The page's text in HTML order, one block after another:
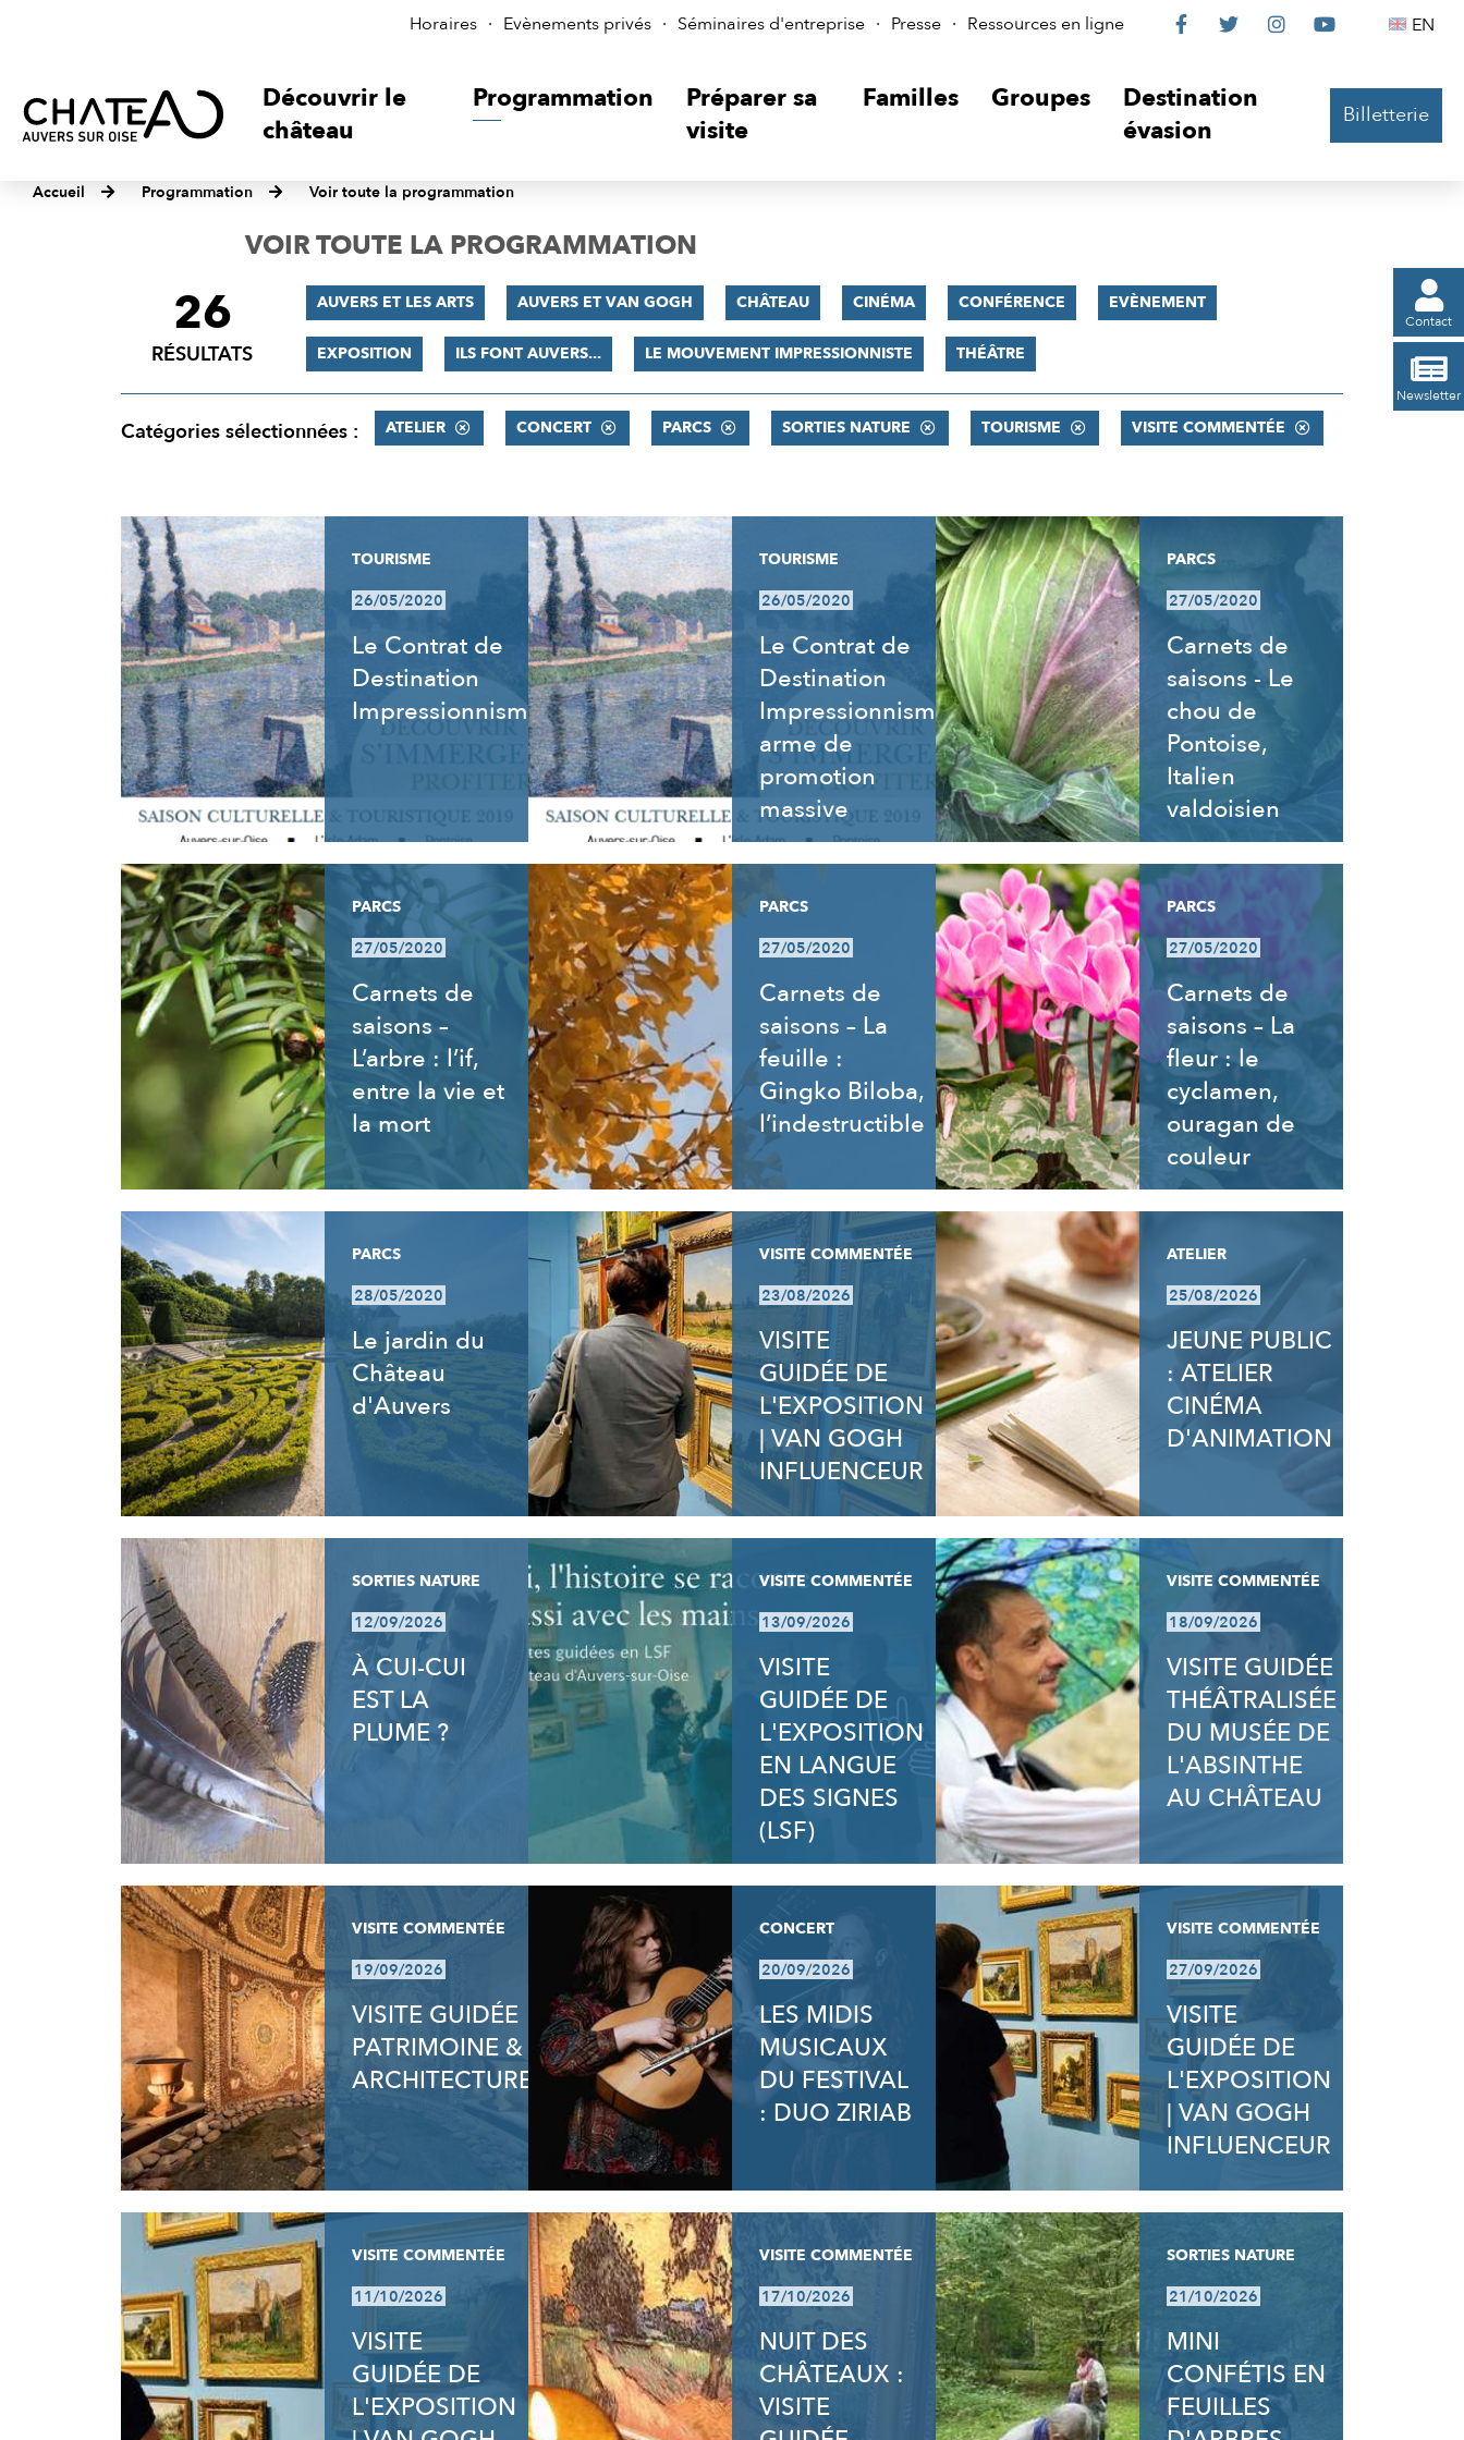
Horaires Evènements privés Séminaires d'entreprise Presse Ressources en ligne
Le
sur

Le

Le

Le
 EN
Découvrir le
château
Programmation
Préparer sa
visite
Familles Groupes
Destination
évasion
Billetterie
Accueil Programmation Voir toute la programmation

Contact

Newsletter
VOIR TOUTE LA PROGRAMMATION
FILTRER
RÉSULTATS
26
RÉSULTATS
AUVERS ET LES ARTS AUVERS ET VAN GOGH CHÂTEAU CINÉMA CONFÉRENCE EVÈNEMENT
EXPOSITION ILS FONT AUVERS... LE MOUVEMENT IMPRESSIONNISTE THÉÂTRE
Catégories sélectionnées : ATELIER CONCERT PARCS SORTIES NATURE TOURISME VISITE COMMENTÉE
RÉSULTATS
TOURISME
26/05/2020
Le Contrat de
Destination
Impressionnisme
TOURISME
26/05/2020
Le Contrat de
Destination
Impressionnisme,
arme de
promotion
massive
PARCS
27/05/2020
Carnets de
saisons - Le
chou de
Pontoise,
Italien
valdoisien
PARCS
27/05/2020
Carnets de
saisons –
L’arbre : l’if,
entre la vie et
la mort
PARCS
27/05/2020
Carnets de
saisons – La
feuille :
Gingko Biloba,
l’indestructible
PARCS
27/05/2020
Carnets de
saisons – La
fleur : le
cyclamen,
ouragan de
couleur
PARCS
28/05/2020
Le jardin du
Château
d'Auvers
VISITE COMMENTÉE
23/08/2026
VISITE
GUIDÉE DE
L'EXPOSITION
| VAN GOGH
INFLUENCEUR
ATELIER
25/08/2026
JEUNE PUBLIC
: ATELIER
CINÉMA
D'ANIMATION
SORTIES NATURE
12/09/2026
À CUI-CUI
EST LA
PLUME ?
VISITE COMMENTÉE
13/09/2026
VISITE
GUIDÉE DE
L'EXPOSITION
EN LANGUE
DES SIGNES
(LSF)
VISITE COMMENTÉE
18/09/2026
VISITE GUIDÉE
THÉÂTRALISÉE
DU MUSÉE DE
L'ABSINTHE
AU CHÂTEAU
VISITE COMMENTÉE
19/09/2026
VISITE GUIDÉE
PATRIMOINE &
ARCHITECTURE
CONCERT
20/09/2026
LES MIDIS
MUSICAUX
DU FESTIVAL
: DUO ZIRIAB
VISITE COMMENTÉE
27/09/2026
VISITE
GUIDÉE DE
L'EXPOSITION
| VAN GOGH
INFLUENCEUR
VISITE COMMENTÉE
11/10/2026
VISITE
GUIDÉE DE
L'EXPOSITION
VISITE COMMENTÉE
17/10/2026
NUIT DES
CHÂTEAUX :
VISITE
SORTIES NATURE
21/10/2026
MINI
CONFÉTIS EN
FEUILLES